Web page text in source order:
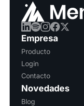
Empresa
Producto
Login
Contacto
Novedades
Blog